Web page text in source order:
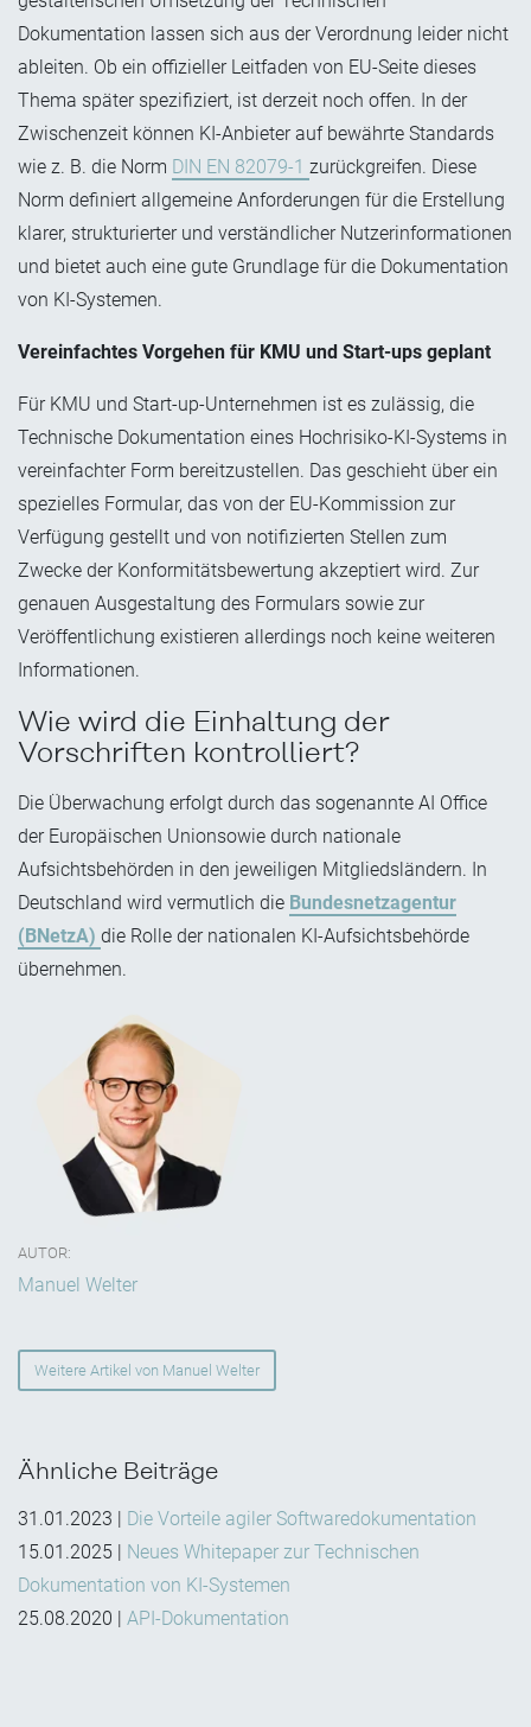
Dokumentation lassen sich aus der Verordnung leider nicht
ableiten. Ob ein offizieller Leitfaden von EU-Seite dieses
Thema später spezifiziert, ist derzeit noch offen. In der
Zwischenzeit können KI-Anbieter auf bewährte Standards
wie z. B. die Norm DIN EN 82079-1 zurückgreifen. Diese
Norm definiert allgemeine Anforderungen für die Erstellung
klarer, strukturierter und verständlicher Nutzerinformationen
und bietet auch eine gute Grundlage für die Dokumentation
von KI-Systemen.
Vereinfachtes Vorgehen für KMU und Start-ups geplant
Für KMU und Start-up-Unternehmen ist es zulässig, die
Technische Dokumentation eines Hochrisiko-KI-Systems in
vereinfachter Form bereitzustellen. Das geschieht über ein
spezielles Formular, das von der EU-Kommission zur
Verfügung gestellt und von notifizierten Stellen zum
Zwecke der Konformitätsbewertung akzeptiert wird. Zur
genauen Ausgestaltung des Formulars sowie zur
Veröffentlichung existieren allerdings noch keine weiteren
Informationen.
Wie wird die Einhaltung der
Vorschriften kontrolliert?
Die Überwachung erfolgt durch das sogenannte AI Office
der Europäischen Unionsowie durch nationale
Aufsichtsbehörden in den jeweiligen Mitgliedsländern. In
Deutschland wird vermutlich die Bundesnetzagentur
(BNetzA) die Rolle der nationalen KI-Aufsichtsbehörde
übernehmen.
AUTOR:
Manuel Welter
Weitere Artikel von Manuel Welter
Ähnliche Beiträge
31.01.2023 | Die Vorteile agiler Softwaredokumentation
15.01.2025 | Neues Whitepaper zur Technischen
Dokumentation von KI-Systemen
25.08.2020 | API-Dokumentation